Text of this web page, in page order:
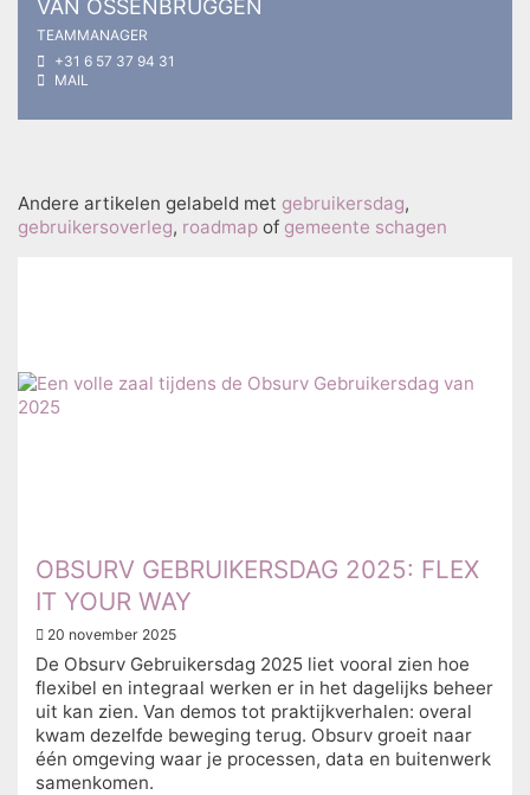
VAN OSSENBRUGGEN
TEAMMANAGER
+31 6 57 37 94 31
MAIL
Andere artikelen gelabeld met gebruikersdag,
gebruikersoverleg, roadmap of gemeente schagen
OBSURV GEBRUIKERSDAG 2025: FLEX
IT YOUR WAY
20 november 2025
De Obsurv Gebruikersdag 2025 liet vooral zien hoe
flexibel en integraal werken er in het dagelijks beheer
uit kan zien. Van demos tot praktijkverhalen: overal
kwam dezelfde beweging terug. Obsurv groeit naar
één omgeving waar je processen, data en buitenwerk
samenkomen.